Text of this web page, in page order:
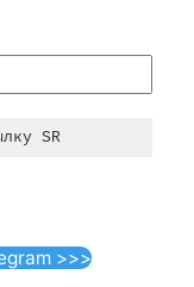
>>>